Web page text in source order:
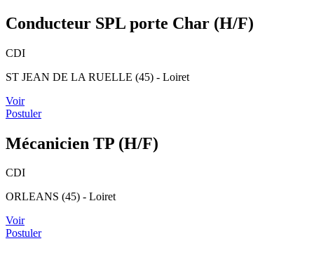
Conducteur SPL porte Char (H/F)
CDI
ST JEAN DE LA RUELLE (45) - Loiret
Voir
Postuler
Mécanicien TP (H/F)
CDI
ORLEANS (45) - Loiret
Voir
Postuler